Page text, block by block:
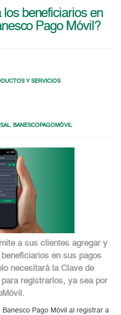
beneficiarios en
Pago Móvil?
Y SERVICIOS
,BANESCOPAGOMÓVIL
a sus clientes agregar y
en sus pagos
necesitará la Clave de
registrarlos, ya sea por
Pago Móvil al registrar a